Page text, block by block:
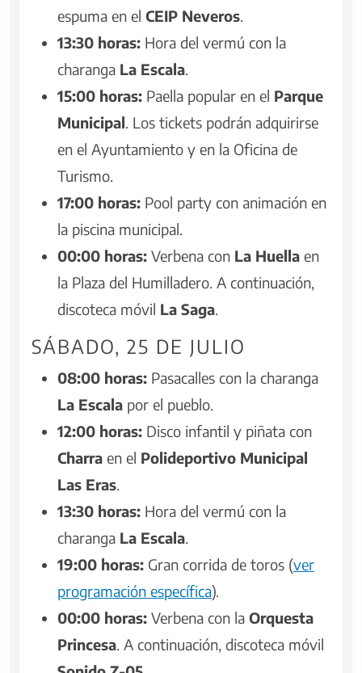
espuma en el CEIP Neveros.
13:30 horas: Hora del vermú con la
charanga La Escala.
15:00 horas: Paella popular en el Parque
Municipal. Los tickets podrán adquirirse
en el Ayuntamiento y en la Oficina de
Turismo.
17:00 horas: Pool party con animación en
la piscina municipal.
00:00 horas: Verbena con La Huella en
la Plaza del Humilladero. A continuación,
discoteca móvil La Saga.
SÁBADO, 25 DE JULIO
08:00 horas: Pasacalles con la charanga
La Escala por el pueblo.
12:00 horas: Disco infantil y piñata con
Charra en el Polideportivo Municipal
Las Eras.
13:30 horas: Hora del vermú con la
charanga La Escala.
19:00 horas: Gran corrida de toros (ver
programación específica).
00:00 horas: Verbena con la Orquesta
Princesa. A continuación, discoteca móvil